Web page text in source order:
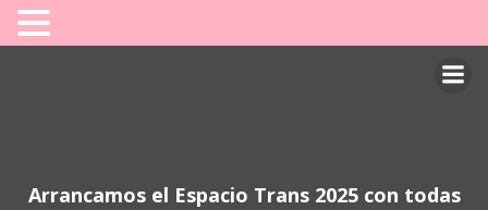
Arrancamos el Espacio Trans 2025 con todas